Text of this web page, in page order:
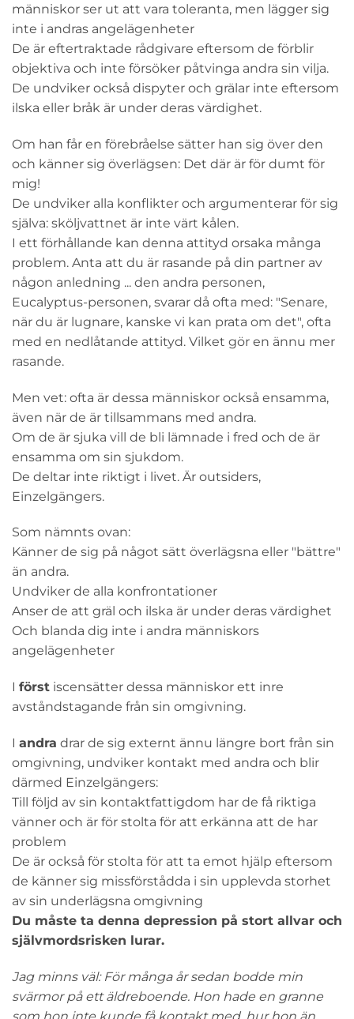
människor ser ut att vara toleranta, men lägger sig
inte i andras angelägenheter
De är eftertraktade rådgivare eftersom de förblir
objektiva och inte försöker påtvinga andra sin vilja.
De undviker också dispyter och grälar inte eftersom
ilska eller bråk är under deras värdighet.
Om han får en förebråelse sätter han sig över den
och känner sig överlägsen: Det där är för dumt för
mig!
De undviker alla konflikter och argumenterar för sig
själva: sköljvattnet är inte värt kålen.
I ett förhållande kan denna attityd orsaka många
problem. Anta att du är rasande på din partner av
någon anledning ... den andra personen,
Eucalyptus-personen, svarar då ofta med: "Senare,
när du är lugnare, kanske vi kan prata om det", ofta
med en nedlåtande attityd. Vilket gör en ännu mer
rasande.
Men vet: ofta är dessa människor också ensamma,
även när de är tillsammans med andra.
Om de är sjuka vill de bli lämnade i fred och de är
ensamma om sin sjukdom.
De deltar inte riktigt i livet. Är outsiders,
Einzelgängers.
Som nämnts ovan:
Känner de sig på något sätt överlägsna eller "bättre"
än andra.
Undviker de alla konfrontationer
Anser de att gräl och ilska är under deras värdighet
Och blanda dig inte i andra människors
angelägenheter
I först iscensätter dessa människor ett inre
avståndstagande från sin omgivning.
I andra drar de sig externt ännu längre bort från sin
omgivning, undviker kontakt med andra och blir
därmed Einzelgängers:
Till följd av sin kontaktfattigdom har de få riktiga
vänner och är för stolta för att erkänna att de har
problem
De är också för stolta för att ta emot hjälp eftersom
de känner sig missförstådda i sin upplevda storhet
av sin underlägsna omgivning
Du måste ta denna depression på stort allvar och
självmordsrisken lurar.
Jag minns väl: För många år sedan bodde min
svärmor på ett äldreboende. Hon hade en granne